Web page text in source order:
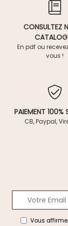
CONSULTEZ
En pdf ou
vous !
PAIEMENT 100%
CB, Paypal,
Vous